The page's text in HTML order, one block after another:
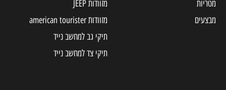
מטריות
מבצעים
מזוודות JEEP
מזוודות american tourister
תיקי גב למחשב נייד
תיקי צד למחשב נייד